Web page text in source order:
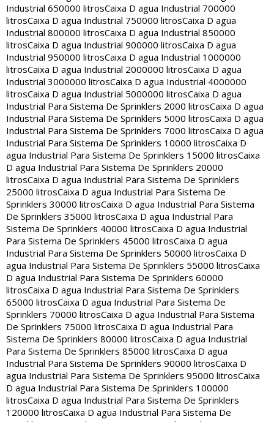
Industrial 650000 litrosCaixa D agua Industrial 700000
litrosCaixa D agua Industrial 750000 litrosCaixa D agua
Industrial 800000 litrosCaixa D agua Industrial 850000
litrosCaixa D agua Industrial 900000 litrosCaixa D agua
Industrial 950000 litrosCaixa D agua Industrial 1000000
litrosCaixa D agua Industrial 2000000 litrosCaixa D agua
Industrial 3000000 litrosCaixa D agua Industrial 4000000
litrosCaixa D agua Industrial 5000000 litrosCaixa D agua
Industrial Para Sistema De Sprinklers 2000 litrosCaixa D agua
Industrial Para Sistema De Sprinklers 5000 litrosCaixa D agua
Industrial Para Sistema De Sprinklers 7000 litrosCaixa D agua
Industrial Para Sistema De Sprinklers 10000 litrosCaixa D
agua Industrial Para Sistema De Sprinklers 15000 litrosCaixa
D agua Industrial Para Sistema De Sprinklers 20000
litrosCaixa D agua Industrial Para Sistema De Sprinklers
25000 litrosCaixa D agua Industrial Para Sistema De
Sprinklers 30000 litrosCaixa D agua Industrial Para Sistema
De Sprinklers 35000 litrosCaixa D agua Industrial Para
Sistema De Sprinklers 40000 litrosCaixa D agua Industrial
Para Sistema De Sprinklers 45000 litrosCaixa D agua
Industrial Para Sistema De Sprinklers 50000 litrosCaixa D
agua Industrial Para Sistema De Sprinklers 55000 litrosCaixa
D agua Industrial Para Sistema De Sprinklers 60000
litrosCaixa D agua Industrial Para Sistema De Sprinklers
65000 litrosCaixa D agua Industrial Para Sistema De
Sprinklers 70000 litrosCaixa D agua Industrial Para Sistema
De Sprinklers 75000 litrosCaixa D agua Industrial Para
Sistema De Sprinklers 80000 litrosCaixa D agua Industrial
Para Sistema De Sprinklers 85000 litrosCaixa D agua
Industrial Para Sistema De Sprinklers 90000 litrosCaixa D
agua Industrial Para Sistema De Sprinklers 95000 litrosCaixa
D agua Industrial Para Sistema De Sprinklers 100000
litrosCaixa D agua Industrial Para Sistema De Sprinklers
120000 litrosCaixa D agua Industrial Para Sistema De